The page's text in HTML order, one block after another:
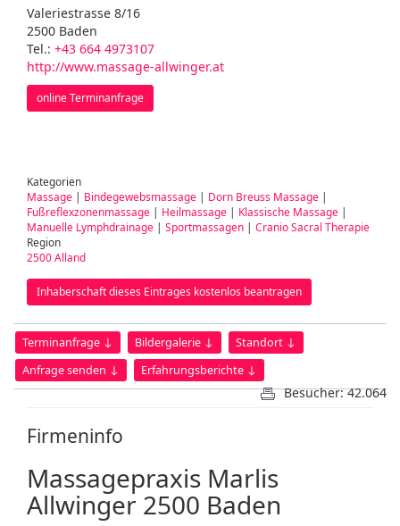
Valeriestrasse 8/16
2500 Baden
Tel.: +43 664 4973107
http://www.massage-allwinger.at
online Terminanfrage
Kategorien
Massage | Bindegewebsmassage | Dorn Breuss Massage |
Fußreflexzonenmassage | Heilmassage | Klassische Massage |
Manuelle Lymphdrainage | Sportmassagen | Cranio Sacral Therapie
Region
2500 Alland
Inhaberschaft dieses Eintrages kostenlos beantragen
Terminanfrage ↓ Bildergalerie ↓
Standort ↓
Anfrage senden ↓
Erfahrungsberichte ↓
Besucher: 42.064
Firmeninfo
Massagepraxis Marlis
Allwinger 2500 Baden